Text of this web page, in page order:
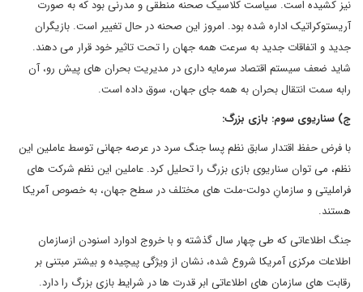
نیز کشیده است. سیاست کلاسیک صحنه منطقی و مدرنی بود که به صورت
آریستوکراتیک اداره شده بود. امروز این صحنه در حال تغییر است. بازیگران
جدید و اتفاقات جدید به سرعت همه جهان را تحت تاثیر خود قرار می دهند.
شاید ضعف سیستم اقتصاد سرمایه داری در مدیریت بحران های پیش رو، آن
رابه سمت انتقال بحران به همه جای جهان، سوق داده است.
ج) سناریوی سوم: بازی بزرگ:
با فرض حفظ اقتدار سابق نظم پسا جنگ سرد در عرصه جهانی توسط عاملین این
نظم، می توان سناریوی بازی بزرگ را تحلیل کرد. عاملین این نظم شرکت های
فراملیتی و سازمانِ دولت-ملت های مختلف در سطح جهان، به خصوص آمریکا
هستند.
جنگ اطلاعاتی که طی چهار سال گذشته و با خروج ادوارد اسنودن ازسازمان
اطلاعات مرکزی آمریکا شروع شده، نشان از ویژگی پیچیده و بیشتر مبتنی بر
رقابت های سازمان های اطلاعاتی ابر قدرت ها در شرایط بازی بزرگ را دارد.